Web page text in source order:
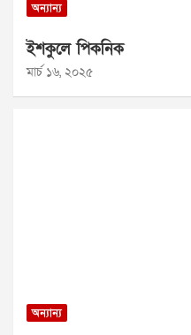
অন্যান্য
ইশকুলে পিকনিক
মার্চ ১৬, ২০২৫
অন্যান্য